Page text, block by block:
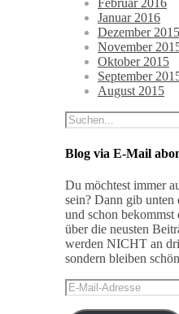
Februar 2016
Januar 2016
Dezember 2015
November
Oktober 2015
September
August 2015
Blog via E-Mail
Du möchtest immer
sein? Dann gib unten
und schon
über die neusten
werden NICHT an
sondern bleiben
E-
Mail-